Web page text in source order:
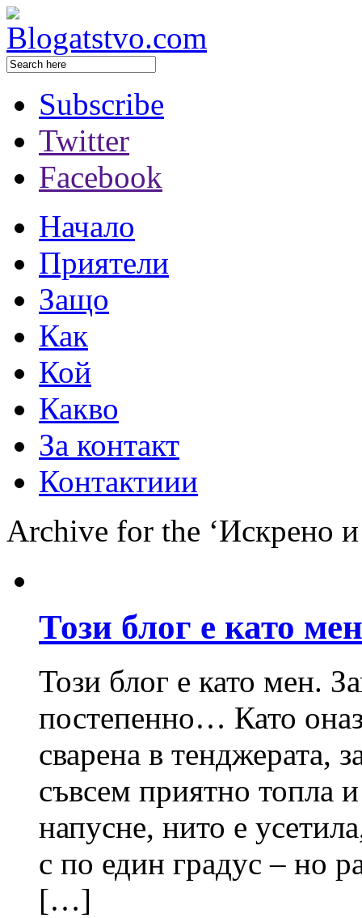
Subscribe
Twitter
Facebook
Начало
Приятели
Защо
Как
Кой
Какво
За контакт
Контактиии
Archive for the ‘Искрено
Този блог е като
Този блог е като мен.
постепенно… Като
сварена в тенджерата,
съвсем приятно топла
напусне, нито е
с по един градус – но
[…]